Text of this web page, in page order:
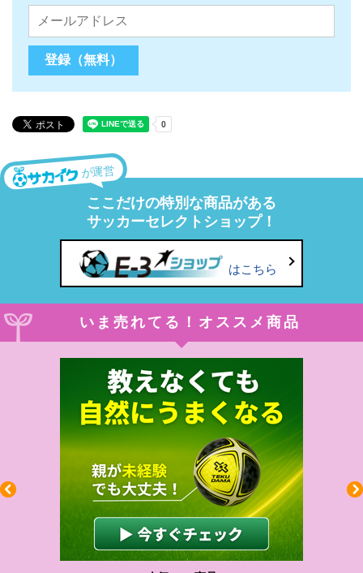
が運営
ここだけの特別な商品がある
サッカーセレクトショップ！
はこちら
いま売れてる！オススメ商品